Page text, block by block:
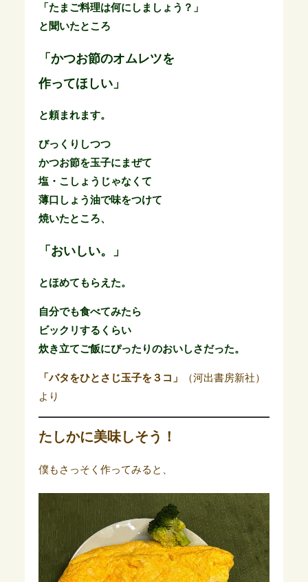
「たまご料理は何にしましょう？」
と聞いたところ
「かつお節のオムレツを
作ってほしい」
と頼まれます。
びっくりしつつ
かつお節を玉子にまぜて
塩・こしょうじゃなくて
薄口しょう油で味をつけて
焼いたところ、
「おいしい。」
とほめてもらえた。
自分でも食べてみたら
ビックリするくらい
炊き立てご飯にぴったりのおいしさだった。
「バタをひとさじ玉子を３コ」
（河出書房新社）
より
たしかに美味しそう！
僕もさっそく作ってみると、